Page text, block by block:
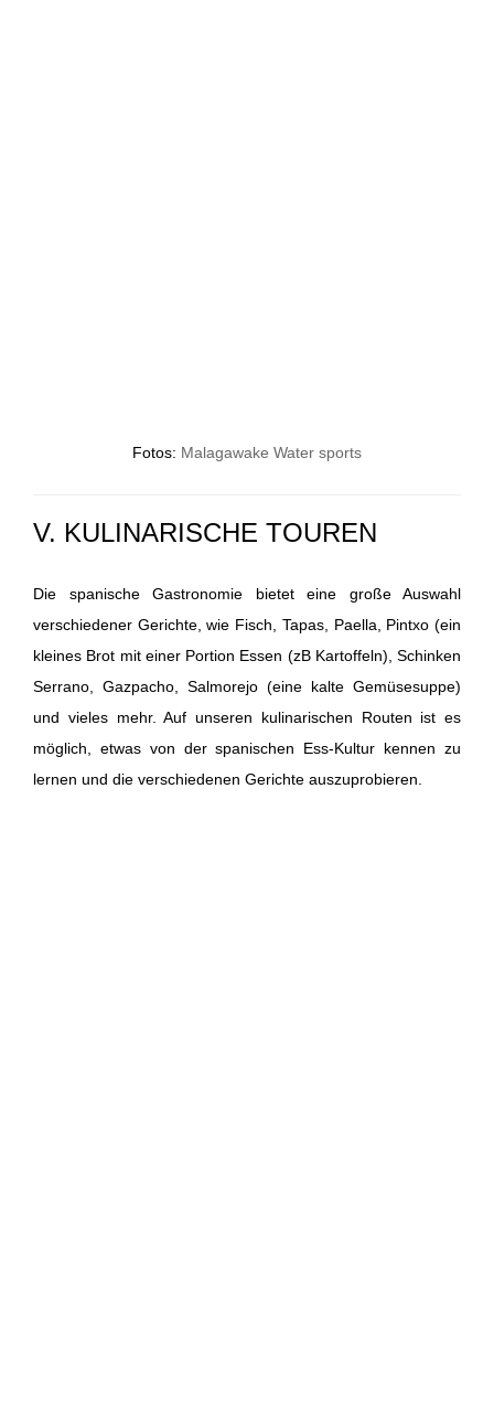
Fotos: Malagawake Water sports
V. KULINARISCHE TOUREN
Die spanische Gastronomie bietet eine große Auswahl
verschiedener Gerichte, wie Fisch, Tapas, Paella, Pintxo (ein
kleines Brot mit einer Portion Essen (zB Kartoffeln), Schinken
Serrano, Gazpacho, Salmorejo (eine kalte Gemüsesuppe)
und vieles mehr. Auf unseren kulinarischen Routen ist es
möglich, etwas von der spanischen Ess-Kultur kennen zu
lernen und die verschiedenen Gerichte auszuprobieren.